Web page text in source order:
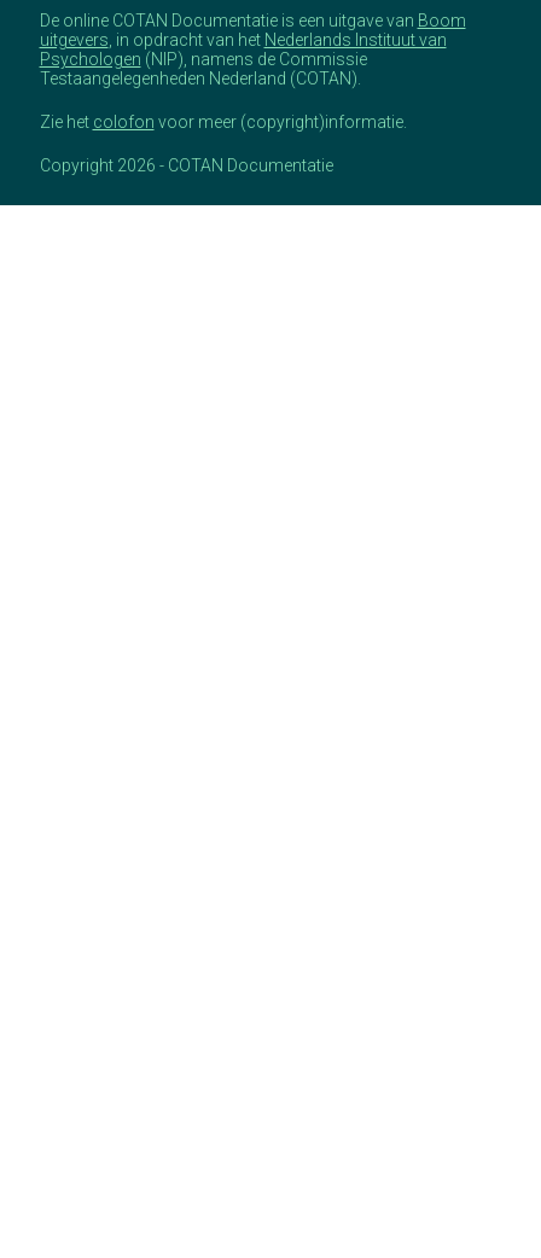
De online COTAN Documentatie is een uitgave van Boom
uitgevers , in opdracht van het Nederlands Instituut van
Psychologen (NIP), namens de Commissie
Testaangelegenheden Nederland (COTAN).
Zie het colofon voor meer (copyright)informatie.
Copyright 2026 - COTAN Documentatie